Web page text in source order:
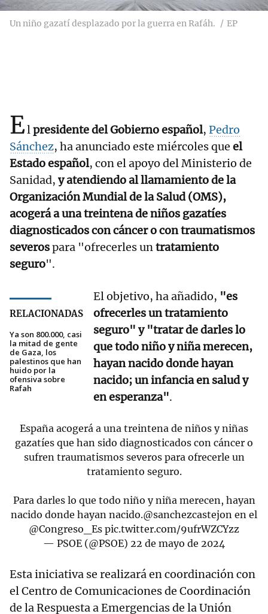
Un niño gazatí desplazado por la guerra en Rafáh. EP
Elpresidente del Gobierno español, Pedro
Sánchez, ha anunciado este miércoles que el
Estado español, con el apoyo del Ministerio de
Sanidad, y atendiendo al llamamiento de la
Organización Mundial de la Salud (OMS),
acogerá a una treintena de niños gazatíes
diagnosticados con cáncer o con traumatismos
severospara "ofrecerles untratamiento
seguro".
RELACIONADAS
Ya son 800.000, casi
la mitad de gente
de Gaza, los
palestinos que han
huido por la
ofensiva sobre
Rafah
El objetivo, ha añadido, "es
ofrecerles un tratamiento
seguro" y "tratar de darles lo
que todo niño y niña merecen,
hayan nacido donde hayan
nacido; un infancia en salud y
en esperanza".
España acogerá a una treintena de niños y niñas
gazatíes que han sido diagnosticados con cáncer o
sufren traumatismos severos para ofrecerle un
tratamiento seguro.
Para darles lo que todo niño y niña merecen, hayan
nacido donde hayan nacido.@sanchezcastejon en el
@Congreso_Es pic.twitter.com/9ufrWZCYzz
— PSOE (@PSOE) 22 de mayo de 2024
Esta iniciativa se realizará en coordinación con
el Centro de Comunicaciones de Coordinación
de la Respuesta a Emergencias de la Unión